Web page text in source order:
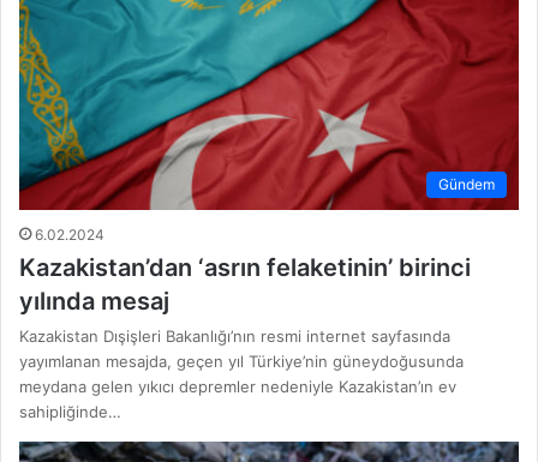
Gündem
6.02.2024
Kazakistan’dan ‘asrın felaketinin’ birinci
yılında mesaj
Kazakistan Dışişleri Bakanlığı’nın resmi internet sayfasında
yayımlanan mesajda, geçen yıl Türkiye’nin güneydoğusunda
meydana gelen yıkıcı depremler nedeniyle Kazakistan’ın ev
sahipliğinde…